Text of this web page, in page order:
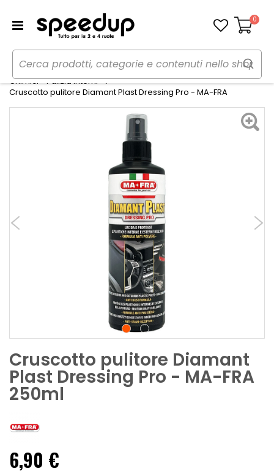
Carrello
0
Home Auto
Cura dell'auto
Chimici - Pulizia Interni
Cruscotto pulitore Diamant Plast Dressing Pro - MA-FRA
Cruscotto pulitore Diamant
Plast Dressing Pro - MA-FRA
250ml
6,90 €